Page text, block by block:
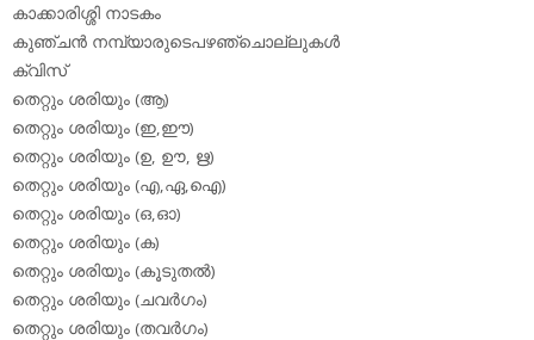
കാക്കാരിശ്ശി നാടകം
കുഞ്ചന്‍ നമ്പ്യാരുടെപഴഞ്ചൊല്ലുകള്‍
ക്വിസ്
തെറ്റും ശരിയും (ആ)
തെറ്റും ശരിയും (ഇ,ഈ)
തെറ്റും ശരിയും (ഉ, ഊ, ഋ)
തെറ്റും ശരിയും (എ,ഏ,ഐ)
തെറ്റും ശരിയും (ഒ,ഓ)
തെറ്റും ശരിയും (ക)
തെറ്റും ശരിയും (കൂടുതല്‍)
തെറ്റും ശരിയും (ചവര്‍ഗം)
തെറ്റും ശരിയും (തവര്‍ഗം)